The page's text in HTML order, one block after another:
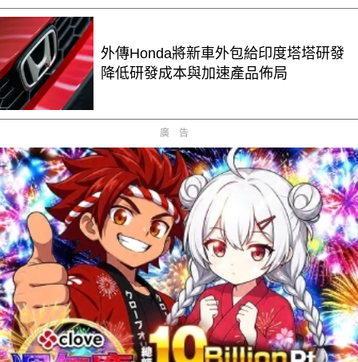
外傳Honda將新車外包給印度塔塔研發
降低研發成本與加速產品佈局
廣告